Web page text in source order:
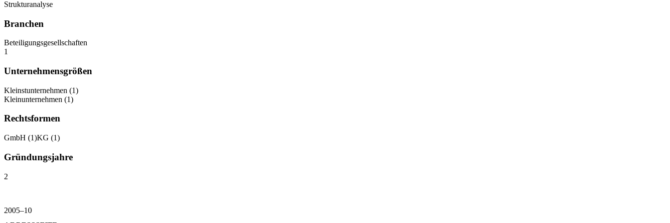
Strukturanalyse
Branchen
Beteiligungsgesellschaften
1
Unternehmensgrößen
Kleinstunternehmen (1)
Kleinunternehmen (1)
Rechtsformen
GmbH (1)KG (1)
Gründungsjahre
2
2005–10